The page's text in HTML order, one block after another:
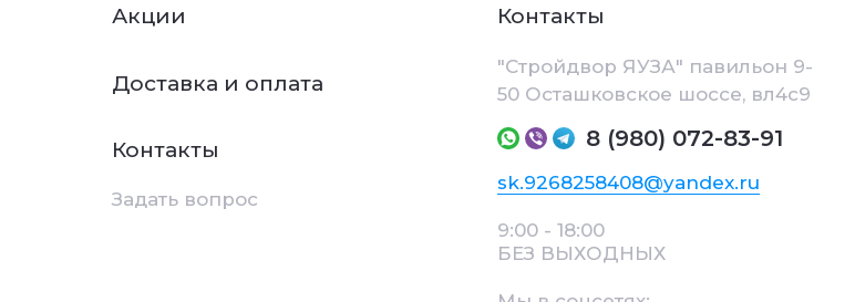
Акции
Доставка и оплата
Контакты
Задать вопрос
Контакты
"Стройдвор ЯУЗА" павильон 9-
50 Осташковское шоссе, вл4с9
8 (980) 072-83-91
sk.9268258408@yandex.ru
9:00 - 18:00
БЕЗ ВЫХОДНЫХ